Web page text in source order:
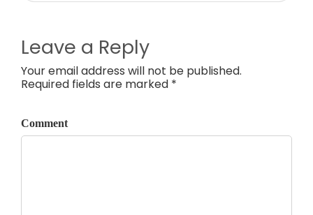
Leave a Reply
Your email address will not be published.
Required fields are marked *
Comment